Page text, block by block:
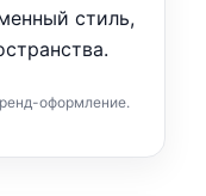
стиль,
оформление.